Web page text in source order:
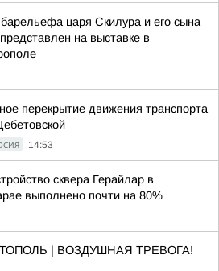
царя Скилура и его сына
на выставке в
перекрытие движения транспорта
14:53
сквера Герайлар в
выполнено почти на 80%
| ВОЗДУШНАЯ ТРЕВОГА!